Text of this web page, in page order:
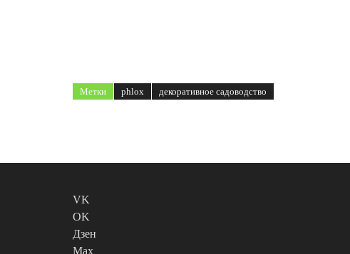
Метки phlox декоративное садоводство
VK
OK
Дзен
Max